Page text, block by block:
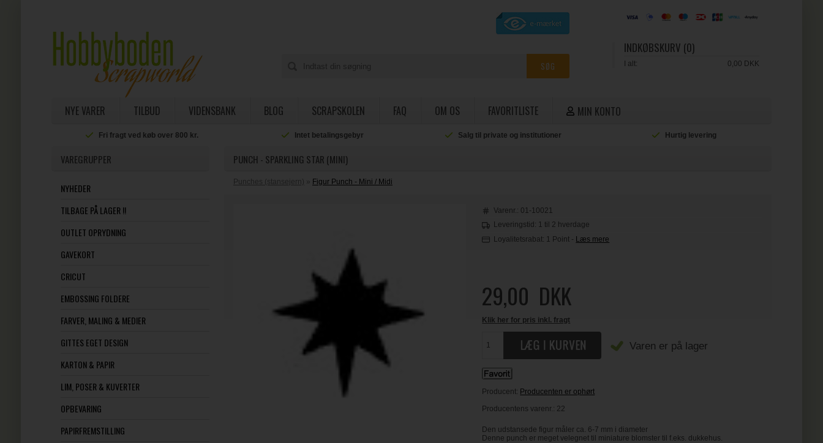
INDKØBSKURV (0)
I alt: 0,00 DKK
NYE VARER TILBUD VIDENSBANK BLOG SCRAPSKOLEN FAQ OM OS FAVORITLISTE MIN KONTO
Fri fragt ved køb over 800 kr. Intet betalingsgebyr Salg til private og institutioner Hurtig levering
VAREGRUPPER
NYHEDER
TILBAGE PÅ LAGER !!
OUTLET OPRYDNING
GAVEKORT
CRICUT
EMBOSSING FOLDERE
FARVER, MALING & MEDIER
GITTES EGET DESIGN
KARTON & PAPIR
LIM, POSER & KUVERTER
OPBEVARING
PAPIRFREMSTILLING
PUNCH - SPARKLING STAR (MINI)
Punches (stansejern) » Figur Punch - Mini / Midi
Varenr.: 01-10021
Leveringstid: 1 til 2 hverdage
Loyalitetsrabat: 1 Point - Læs mere
29,00 DKK
Klik her for pris inkl. fragt
Varen er på lager
Producent: Producenten er ophørt
Producentens varenr.: 22
Den udstansede figur måler ca. 6-7 mm i diameter
Denne punch er meget velegnet til miniature blomster til f.eks. dukkehus.